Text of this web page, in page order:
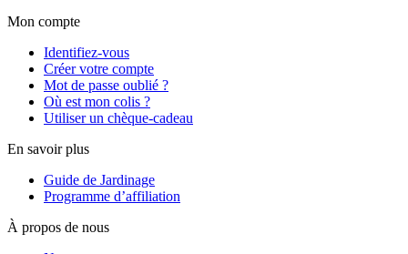
Mon compte
Identifiez-vous
Créer votre compte
Mot de passe oublié ?
Où est mon colis ?
Utiliser un chèque-cadeau
En savoir plus
Guide de Jardinage
Programme d’affiliation
À propos de nous